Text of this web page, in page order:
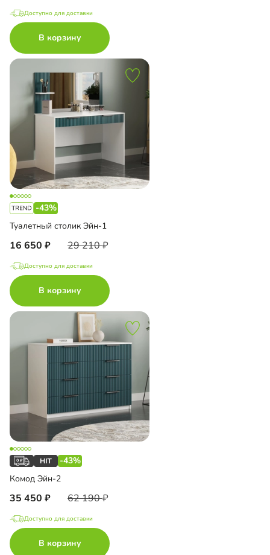
Доступно для доставки
В корзину
-43%
Туалетный столик Эйн-1
16 650 29 210
Доступно для доставки
В корзину
-43%
Комод Эйн-2
35 450 62 190
Доступно для доставки
В корзину